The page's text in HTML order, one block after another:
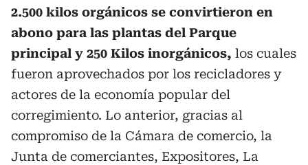
2.500 kilos orgánicos se convirtieron en
abono para las plantas del Parque
principal y 250 Kilos inorgánicos, los cuales
fueron aprovechados por los recicladores y
actores de la economía popular del
corregimiento. Lo anterior, gracias al
compromiso de la Cámara de comercio, la
Junta de comerciantes, Expositores, La